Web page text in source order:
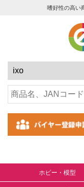
嗜好性の高い
ホビー・模型